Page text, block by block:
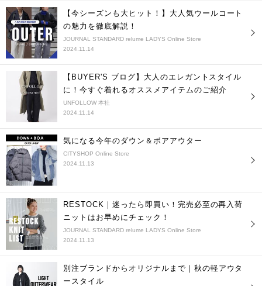
【今シーズンも大ヒット！】大人気ウールコート
の魅力を徹底解説！
JOURNAL STANDARD relume LADYS Online Store
2024.11.14
【BUYER'S ブログ】大人のエレガントスタイル
に！今すぐ着れるオススメアイテムのご紹介
UNFOLLOW 本社
2024.11.14
気になる今年のダウン＆ボアアウター
CITYSHOP Online Store
2024.11.13
RESTOCK｜迷ったら即買い！完売必至の再入荷
ニットはお早めにチェック！
JOURNAL STANDARD relume LADYS Online Store
2024.11.13
別注ブランドからオリジナルまで｜秋の軽アウタ
ースタイル